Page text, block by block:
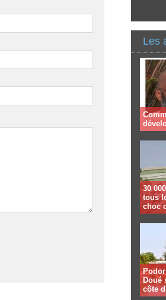
Les
30
tous
choc
Doué
côte